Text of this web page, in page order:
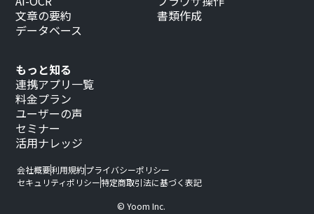
もっと知る
連携アプリ一覧
料金プラン
ユーザーの声
セミナー
活用ナレッジ
文章の要約
データベース
書類作成
会社概要利用規約プライバシーポリシー
セキュリティポリシー特定商取引法に基づく表記
© Yoom Inc.